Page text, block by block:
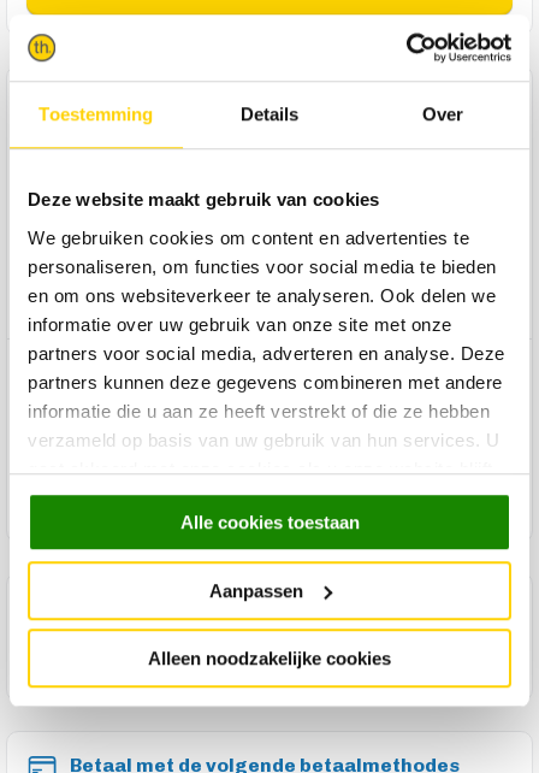
Toestemming Details Over
Deze website maakt gebruik van cookies
We gebruiken cookies om content en advertenties te
personaliseren, om functies voor social media te bieden
en om ons websiteverkeer te analyseren. Ook delen we
informatie over uw gebruik van onze site met onze
partners voor social media, adverteren en analyse. Deze
partners kunnen deze gegevens combineren met andere
informatie die u aan ze heeft verstrekt of die ze hebben
verzameld op basis van uw gebruik van hun services. U
gaat akkoord met onze cookies als u onze website blijft
gebruiken.
Alle cookies toestaan
Aanpassen
Alleen noodzakelijke cookies
Het Check vloerkleed van Trendhopper in de kleuren wit en
patroon, geïnspireerd op een dambord, maakt het kleed
je woonkamer mee op te vrolijken! Check is 160x230 cm
groot en is gemaakt van 80% gerecycled polyester en 20%
polyester. Voor een groot deel duurzaam dus!
Product specificaties
Product reviews
Maak een winkelafspraak
Betaal met de volgende betaalmethodes